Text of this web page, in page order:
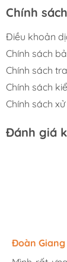
Chính
Điều khoản
Chính sách
Chính sách
Chính sách
Chính sách
Đánh giá
Hương Suri
Đoàn
Ngọc Anh